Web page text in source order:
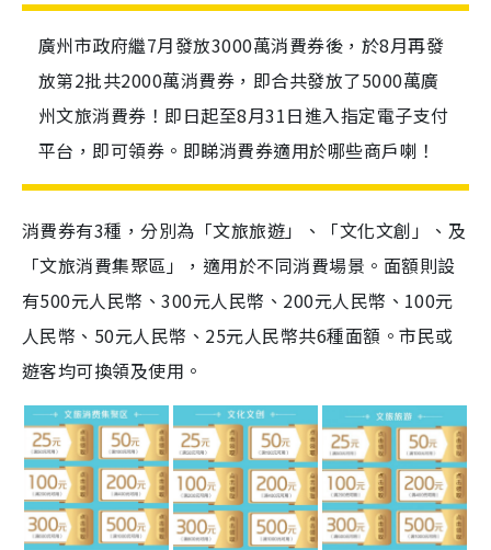
廣州市政府繼7月發放3000萬消費券後，於8月再發
放第2批共2000萬消費券，即合共發放了5000萬廣
州文旅消費券！即日起至8月31日進入指定電子支付
平台，即可領券。即睇消費券適用於哪些商戶喇！
消費券有3種，分別為「文旅旅遊」、「文化文創」、及
「文旅消費集聚區」，適用於不同消費場景。面額則設
有500元人民幣、300元人民幣、200元人民幣、100元
人民幣、50元人民幣、25元人民幣共6種面額。市民或
遊客均可換領及使用。